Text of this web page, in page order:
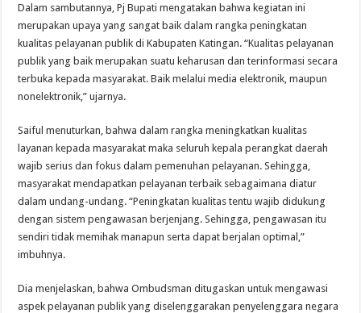
Dalam sambutannya, Pj Bupati mengatakan bahwa kegiatan ini
merupakan upaya yang sangat baik dalam rangka peningkatan
kualitas pelayanan publik di Kabupaten Katingan. “Kualitas pelayanan
publik yang baik merupakan suatu keharusan dan terinformasi secara
terbuka kepada masyarakat. Baik melalui media elektronik, maupun
nonelektronik,” ujarnya.
Saiful menuturkan, bahwa dalam rangka meningkatkan kualitas
layanan kepada masyarakat maka seluruh kepala perangkat daerah
wajib serius dan fokus dalam pemenuhan pelayanan. Sehingga,
masyarakat mendapatkan pelayanan terbaik sebagaimana diatur
dalam undang-undang. “Peningkatan kualitas tentu wajib didukung
dengan sistem pengawasan berjenjang. Sehingga, pengawasan itu
sendiri tidak memihak manapun serta dapat berjalan optimal,”
imbuhnya.
Dia menjelaskan, bahwa Ombudsman ditugaskan untuk mengawasi
aspek pelayanan publik yang diselenggarakan penyelenggara negara